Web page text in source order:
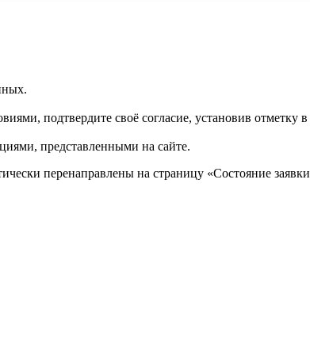
подтвердите своё согласие, установив
представленными на сайте.
перенаправлены на страницу «Состояние